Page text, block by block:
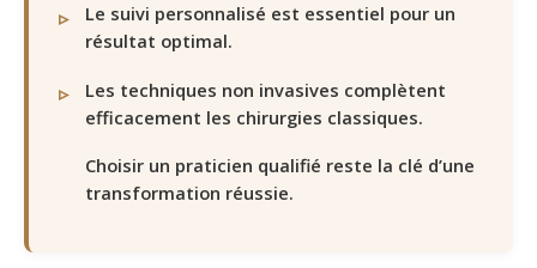
Le suivi personnalisé est essentiel pour un
résultat optimal.
Les techniques non invasives complètent
efficacement les chirurgies classiques.
Choisir un praticien qualifié reste la clé d’une
transformation réussie.